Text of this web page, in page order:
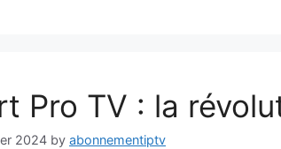
Pro TV : la
2024 by abonnementiptv